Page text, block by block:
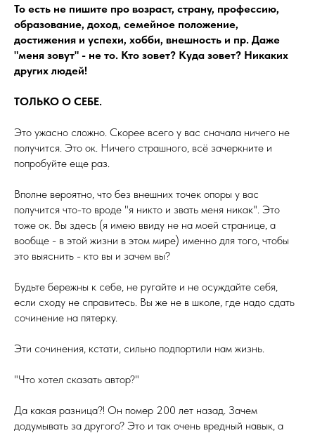
То есть не пишите про возраст, страну, профессию,
образование, доход, семейное положение,
достижения и успехи, хобби, внешность и пр. Даже
"меня зовут" - не то. Кто зовет? Куда зовет? Никаких
других людей!
ТОЛЬКО О СЕБЕ.
Это ужасно сложно. Скорее всего у вас сначала ничего не
получится. Это ок. Ничего страшного, всё зачеркните и
попробуйте еще раз.
Вполне вероятно, что без внешних точек опоры у вас
получится что-то вроде "я никто и звать меня никак". Это
тоже ок. Вы здесь (я имею ввиду не на моей странице, а
вообще - в этой жизни в этом мире) именно для того, чтобы
это выяснить - кто вы и зачем вы?
Будьте бережны к себе, не ругайте и не осуждайте себя,
если сходу не справитесь. Вы же не в школе, где надо сдать
сочинение на пятерку.
Эти сочинения, кстати, сильно подпортили нам жизнь.
"Что хотел сказать автор?"
Да какая разница?! Он помер 200 лет назад. Зачем
додумывать за другого? Это и так очень вредный навык, а